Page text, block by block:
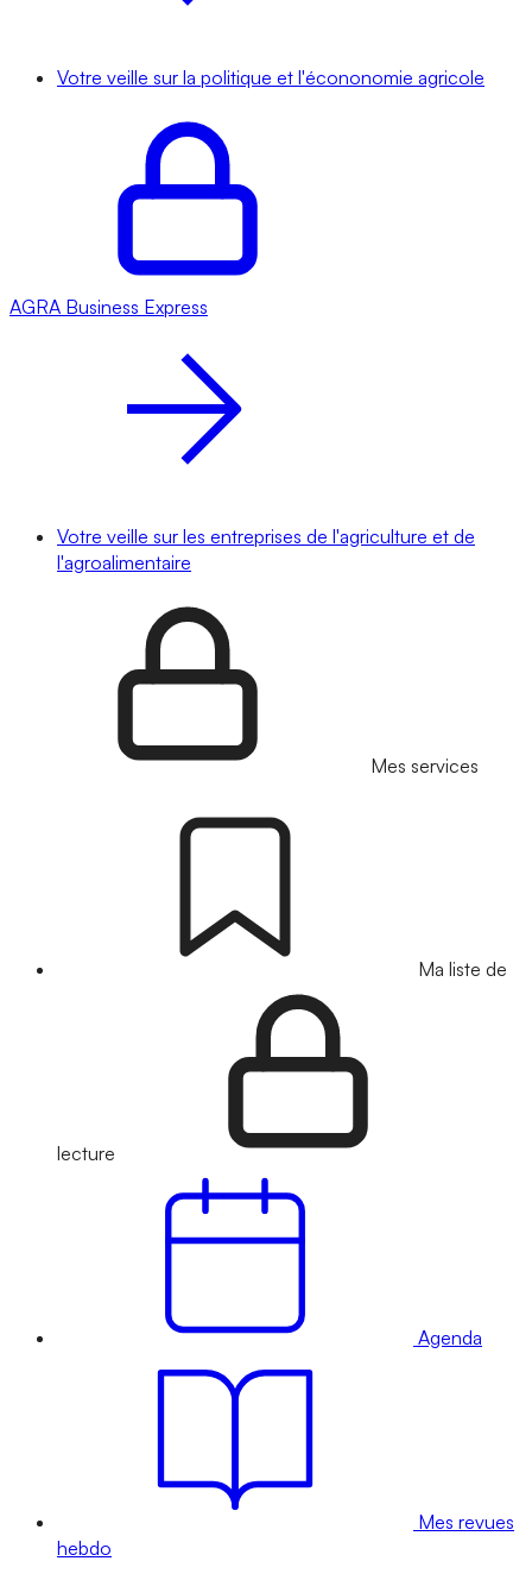
Votre veille sur la politique et l'écononomie agricole
AGRA Business Express
Votre veille sur les entreprises de l'agriculture et de
l'agroalimentaire
Mes services
Ma liste de
lecture
Agenda
Mes revues
hebdo